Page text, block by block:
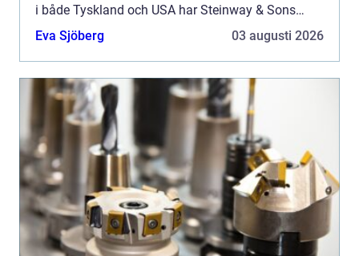
i både Tyskland och USA har Steinway & Sons
sedan mitten av 1800-talet satt st...
Eva Sjöberg 03 augusti 2026